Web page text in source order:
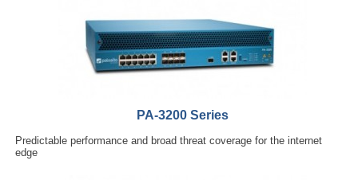
PA-3200 Series
Predictable performance and broad threat coverage for the internet
edge